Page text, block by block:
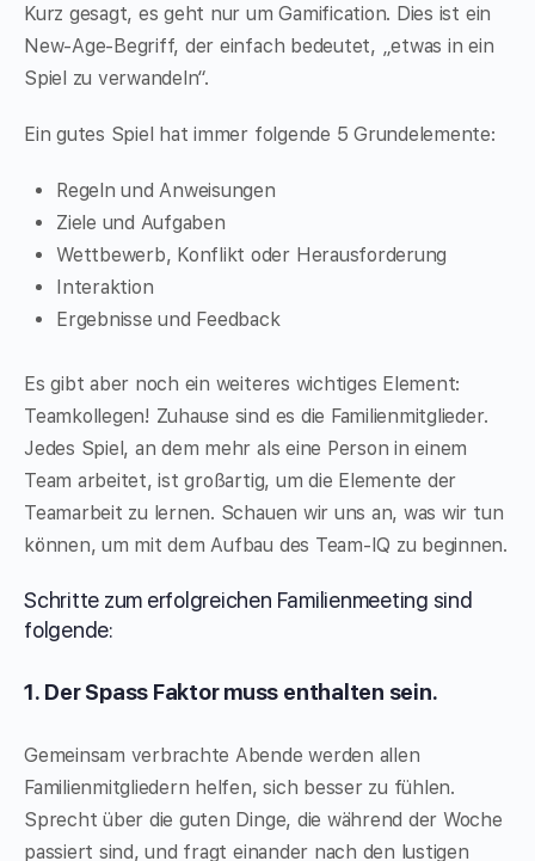
Kurz gesagt, es geht nur um Gamification. Dies ist ein
New-Age-Begriff, der einfach bedeutet, „etwas in ein
Spiel zu verwandeln“.
Ein gutes Spiel hat immer folgende 5 Grundelemente:
Regeln und Anweisungen
Ziele und Aufgaben
Wettbewerb, Konflikt oder Herausforderung
Interaktion
Ergebnisse und Feedback
Es gibt aber noch ein weiteres wichtiges Element:
Teamkollegen! Zuhause sind es die Familienmitglieder.
Jedes Spiel, an dem mehr als eine Person in einem
Team arbeitet, ist großartig, um die Elemente der
Teamarbeit zu lernen. Schauen wir uns an, was wir tun
können, um mit dem Aufbau des Team-IQ zu beginnen.
Schritte zum erfolgreichen Familienmeeting sind
folgende:
1. Der Spass Faktor muss enthalten sein.
Gemeinsam verbrachte Abende werden allen
Familienmitgliedern helfen, sich besser zu fühlen.
Sprecht über die guten Dinge, die während der Woche
passiert sind, und fragt einander nach den lustigen